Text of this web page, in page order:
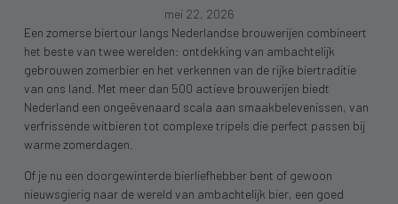
mei 22, 2026
Een zomerse biertour langs Nederlandse brouwerijen combineert
het beste van twee werelden: ontdekking van ambachtelijk
gebrouwen zomerbier en het verkennen van de rijke biertraditie
van ons land. Met meer dan 500 actieve brouwerijen biedt
Nederland een ongeëvenaard scala aan smaakbelevenissen, van
verfrissende witbieren tot complexe tripels die perfect passen bij
warme zomerdagen.
Of je nu een doorgewinterde bierliefhebber bent of gewoon
nieuwsgierig naar de wereld van ambachtelijk bier, een goed